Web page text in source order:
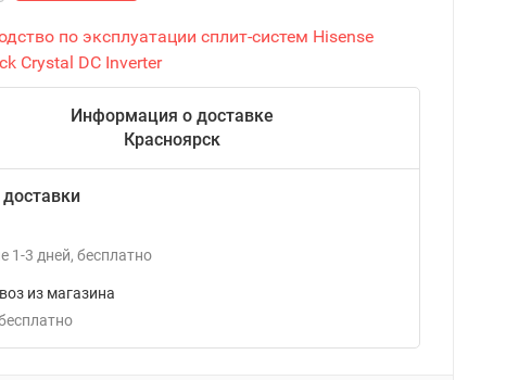
по эксплуатации сплит-систем Hisense
Crystal DC Inverter
Информация о доставке
Красноярск
1-3 дней Бесплатно
из магазина
Бесплатно